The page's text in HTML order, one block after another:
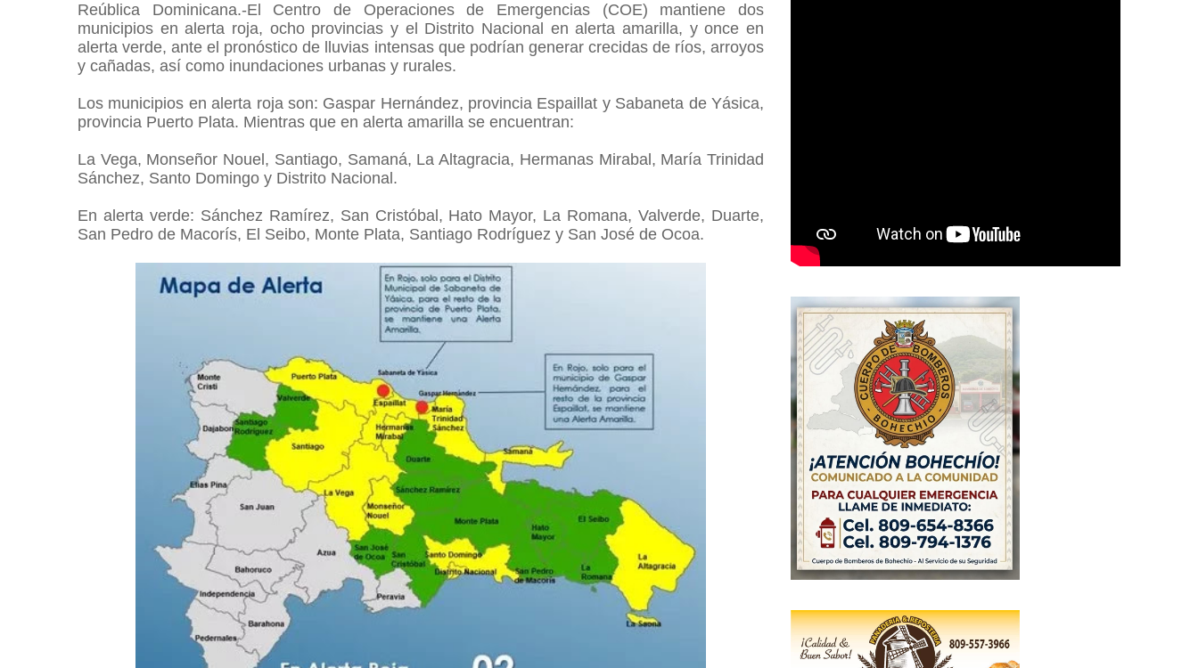
Reública Dominicana.-El Centro de Operaciones de Emergencias (COE) mantiene dos
municipios en alerta roja, ocho provincias y el Distrito Nacional en alerta amarilla, y once en
alerta verde, ante el pronóstico de lluvias intensas que podrían generar crecidas de ríos, arroyos
y cañadas, así como inundaciones urbanas y rurales.
Los municipios en alerta roja son: Gaspar Hernández, provincia Espaillat y Sabaneta de Yásica,
provincia Puerto Plata. Mientras que en alerta amarilla se encuentran:
La Vega, Monseñor Nouel, Santiago, Samaná, La Altagracia, Hermanas Mirabal, María Trinidad
Sánchez, Santo Domingo y Distrito Nacional.
En alerta verde: Sánchez Ramírez, San Cristóbal, Hato Mayor, La Romana, Valverde, Duarte,
San Pedro de Macorís, El Seibo, Monte Plata, Santiago Rodríguez y San José de Ocoa.